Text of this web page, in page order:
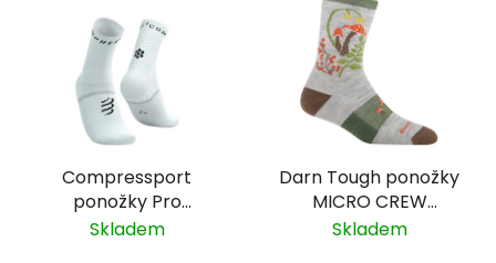
Compressport
ponožky Pro
Marathon - bílá
Skladem
Darn Tough ponožky
MICRO CREW
Lightweight Merino -
Skladem